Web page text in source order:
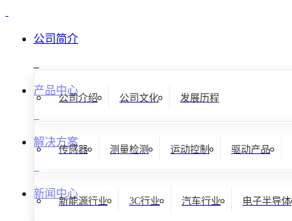
公司简介
公司介绍 公司文化 发展历程
产品中心
传感器 测量检测 运动控制 驱动产品
解决方案
新能源行业 3C行业 汽车行业 电子半导体
新闻中心